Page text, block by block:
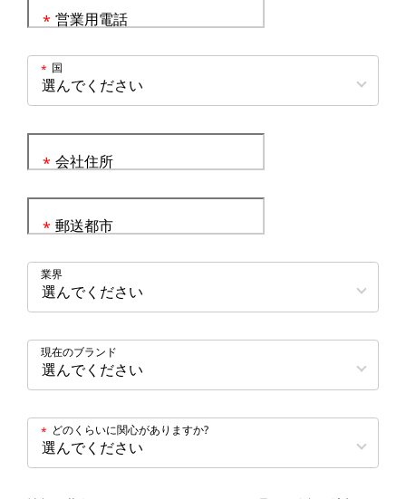
営業用電話
*
国
*
会社住所
*
郵送都市
*
業界
現在のブランド
どのくらいに関心がありますか?
*